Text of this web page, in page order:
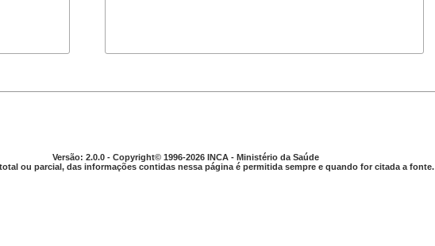
Versão: 2.0.0 - Copyright© 1996-2026 INCA - Ministério da Saúde
ou parcial, das informações contidas nessa página é permitida sempre e quando for citada a fonte.